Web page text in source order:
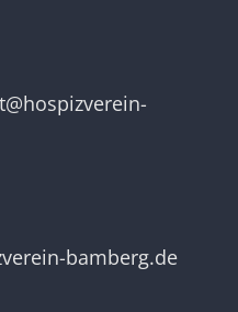
bamberg.de